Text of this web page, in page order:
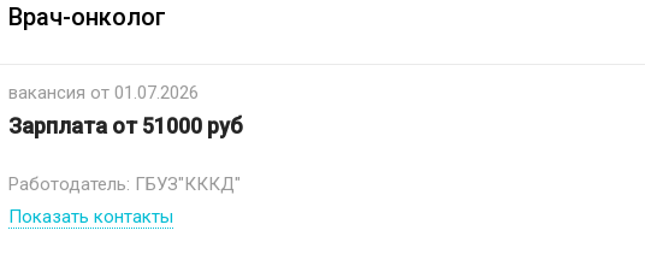
Врач-онколог
вакансия от 01.07.2026
Зарплата от 51000 руб
Работодатель: ГБУЗ"КККД"
Показать контакты